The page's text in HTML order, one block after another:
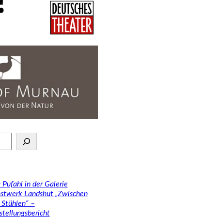
Pufahl in der Galerie
Landshut „Zwischen
–